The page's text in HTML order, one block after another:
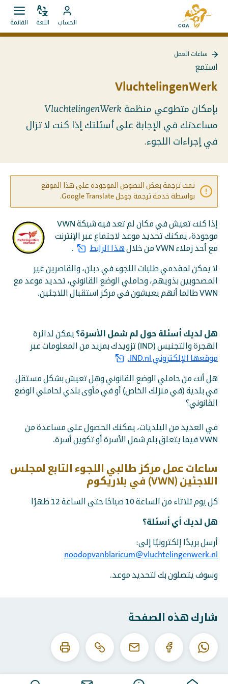
الانتقال
مباشرة
إلى
إلى
الصفحة
الرئيسية
MyCOA
انتقل
إلى
الحساب
ضبط
اللغة القائمة
إلى
العمل
ساعات العمل
استمع
VluchtelingenWerk
بإمكان متطوعي منظمة VluchtelingenWerk
مساعدتك في الإجابة على أسئلتك إذا كنت لا تزال
في إجراءات اللجوء.
تمت ترجمة بعض النصوص الموجودة على هذا الموقع
بواسطة خدمة ترجمة جوجل Google Translate.
إذا كنت تعيش في مكان لم تعد فيه شبكة VWN
موجودة، يمكنك تحديد موعد لاجتماع عبر الإنترنت
مع أحد زملاء VWN من خلال
هذا الرابط .
لا يمكن لمقدمي طلبات اللجوء في دبلن، والقاصرين غير
المصحوبين بذويهم، وحاملي الوضع القانوني، تحديد موعد مع
VWN طالما أنهم يعيشون في مركز استقبال اللاجئين.
هل لديك أسئلة حول لم شمل الأسرة؟ يمكن لدائرة
الهجرة والتجنيس (IND) تزويدك بمزيد من المعلومات عبر
موقعها الإلكتروني IND.nl.
هل أنت من حاملي الوضع القانوني وهل تعيش بشكل مستقل
في بلدية (في منزلك الخاص) أو في مأوى بلدي لحاملي الوضع
القانوني؟
في العديد من البلديات، يمكنك الحصول على مساعدة من
VWN فيما يتعلق بلم شمل الأسرة أو تكوين أسرة.
ساعات عمل مركز طالبي اللجوء التابع لمجلس
اللاجئين (VWN) في بلاريكوم
كل يوم ثلاثاء من الساعة 10 صباحًا حتى الساعة 12 ظهرًا
هل لديك أي أسئلة؟
أرسل بريدًا إلكترونيًا إلى:
noodopvanblaricum@vluchtelingenwerk.nl
وسوف يتصلون بك لتحديد موعد.
شارك هذه الصفحة
الواتساب الفيسبوكالبريد
انسخ
عنوان
هذا
اطبع
هذه